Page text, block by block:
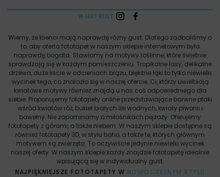
#MKPRINT
Wiemy, że klienci mają naprawdę różny gust. Dlatego zadbaliśmy o
to, aby oferta fototapet w naszym sklepie internetowym była
naprawdę bogata. Stawiamy na motywy roślinne, które świetnie
sprawdzają się w każdym pomieszczeniu. Tropikalne lasy, delikatne
drzewa, duże liście w odcieniach brązu, błękitne łąki to tylko niewielki
wycinek tego, co znalazło się w naszej ofercie. Ci, którzy uwielbiają
kwiatowe motywy również znajdą u nas coś odpowiedniego dla
siebie. Proponujemy fototapety online przedstawiające barwne ptaki
wśród kwiatów róż, bukiet białych lilii wodnych, kwiaty piwonii i
bawełny. Nie zapominamy o miłośnikach pejzaży. Oferujemy
fototapety z górami, a także niebem. W naszym sklepie dostępne są
również fototapety 3D, w stylu boho, a także te, których głównym
motywem są zwierzęta. To oczywiście jedynie niewielki wycinek
naszej oferty. W naszym sklepie każdy znajdzie fototapetę idealnie
wpisującą się w indywidualny gust.
NAJPIĘKNIEJSZE FOTOTAPETY W NOWOCZESNYM STYLU